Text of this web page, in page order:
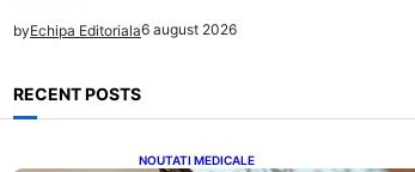
byEchipa Editoriala6 august 2026
RECENT POSTS
NOUTATI MEDICALE